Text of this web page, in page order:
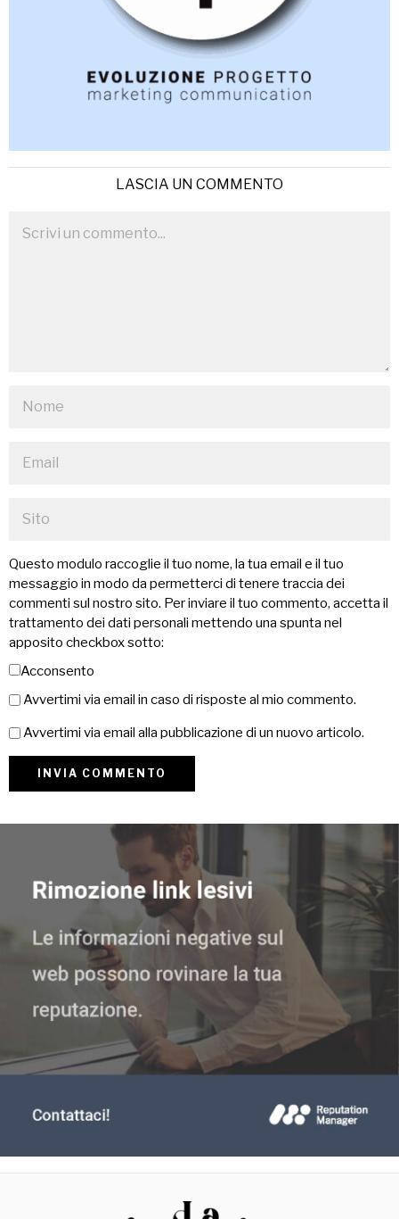
LASCIA UN COMMENTO
Questo modulo raccoglie il tuo nome, la tua email e il tuo
messaggio in modo da permetterci di tenere traccia dei
commenti sul nostro sito. Per inviare il tuo commento, accetta il
trattamento dei dati personali mettendo una spunta nel
apposito checkbox sotto:
Acconsento
Avvertimi via email in caso di risposte al mio commento.
Avvertimi via email alla pubblicazione di un nuovo articolo.